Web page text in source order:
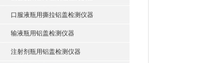
口服液瓶用撕拉铝盖检测仪器
输液瓶用铝盖检测仪器
注射剂瓶用铝盖检测仪器